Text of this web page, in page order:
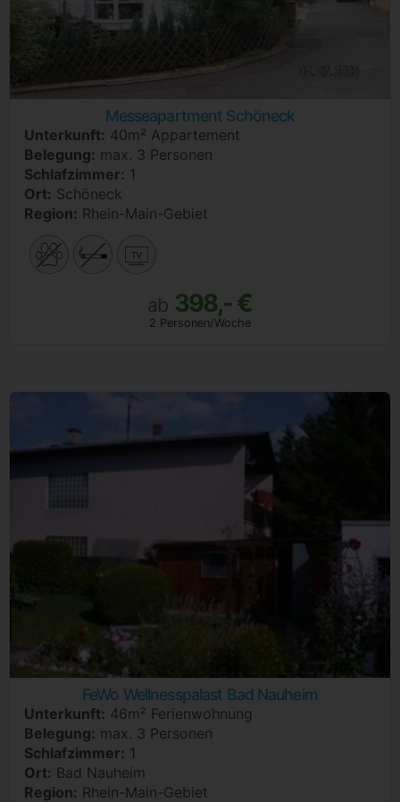
Messeapartment Schöneck
Unterkunft: 40m² Appartement
Belegung: max. 3 Personen
Schlafzimmer: 1
Ort: Schöneck
Region: Rhein-Main-Gebiet
ab 398,- €
2 Personen/Woche
FeWo Wellnesspalast Bad Nauheim
Unterkunft: 46m² Ferienwohnung
Belegung: max. 3 Personen
Schlafzimmer: 1
Ort: Bad Nauheim
Region: Rhein-Main-Gebiet